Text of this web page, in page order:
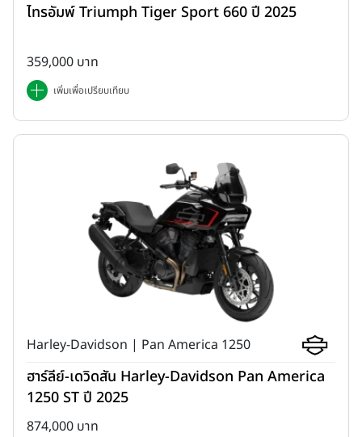
ไทรอัมพ์ Triumph Tiger Sport 660 ปี 2025
359,000 บาท
เพิ่มเพื่อเปรียบเทียบ
Harley-Davidson | Pan America 1250
ฮาร์ลีย์-เดวิดสัน Harley-Davidson Pan America
1250 ST ปี 2025
874,000 บาท